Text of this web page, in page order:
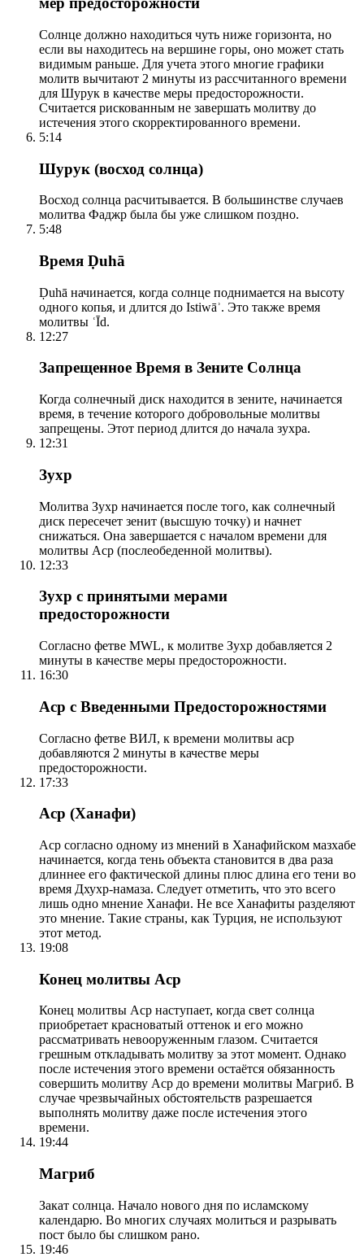
Солнце должно находиться чуть ниже горизонта, но
если вы находитесь на вершине горы, оно может стать
видимым раньше. Для учета этого многие графики
молитв вычитают 2 минуты из рассчитанного времени
для Шурук в качестве меры предосторожности.
Считается рискованным не завершать молитву до
истечения этого скорректированного времени.
5:14
Шурук (восход солнца)
Восход солнца расчитывается. В большинстве случаев
молитва Фаджр была бы уже слишком поздно.
5:48
Время Ḍuhā
Ḍuhā начинается, когда солнце поднимается на высоту
одного копья, и длится до Istiwāʾ. Это также время
молитвы ʿĪd.
12:27
Запрещенное Время в Зените Солнца
Когда солнечный диск находится в зените, начинается
время, в течение которого добровольные молитвы
запрещены. Этот период длится до начала зухра.
12:31
Зухр
Молитва Зухр начинается после того, как солнечный
диск пересечет зенит (высшую точку) и начнет
снижаться. Она завершается с началом времени для
молитвы Аср (послеобеденной молитвы).
12:33
Зухр с принятыми мерами
предосторожности
Согласно фетве MWL, к молитве Зухр добавляется 2
минуты в качестве меры предосторожности.
16:30
Аср с Введенными Предосторожностями
Согласно фетве ВИЛ, к времени молитвы аср
добавляются 2 минуты в качестве меры
предосторожности.
17:33
Аср (Ханафи)
Аср согласно одному из мнений в Ханафийском мазхабе
начинается, когда тень объекта становится в два раза
длиннее его фактической длины плюс длина его тени во
время Дхухр-намаза. Следует отметить, что это всего
лишь одно мнение Ханафи. Не все Ханафиты разделяют
это мнение. Такие страны, как Турция, не используют
этот метод.
19:08
Конец молитвы Аср
Конец молитвы Аср наступает, когда свет солнца
приобретает красноватый оттенок и его можно
рассматривать невооруженным глазом. Считается
грешным откладывать молитву за этот момент. Однако
после истечения этого времени остаётся обязанность
совершить молитву Аср до времени молитвы Магриб. В
случае чрезвычайных обстоятельств разрешается
выполнять молитву даже после истечения этого
времени.
19:44
Магриб
Закат солнца. Начало нового дня по исламскому
календарю. Во многих случаях молиться и разрывать
пост было бы слишком рано.
19:46